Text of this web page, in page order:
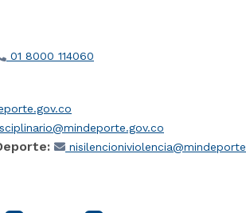
01 8000 114060